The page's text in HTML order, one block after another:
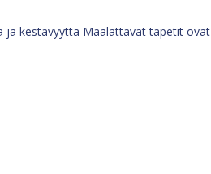
ja kestävyyttä Maalattavat tapetit ovat